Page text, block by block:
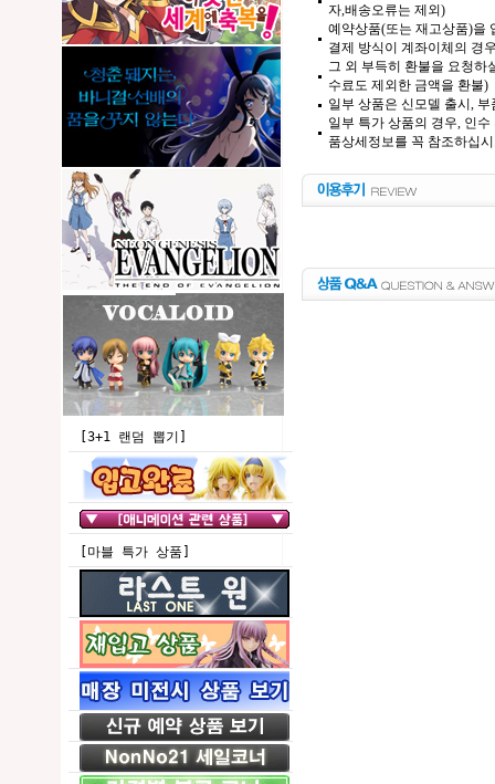
[3+1 랜덤 뽑기]
[마블 특가 상품]
자,배송오류는 제외)
예약상품(또는 재고상품)을
결제 방식이 계좌이체의 경
그 외 부득히 환불을 요청하
수료도 제외한 금액을 환불)
일부 상품은 신모델 출시,
일부 특가 상품의 경우, 인
품상세정보를 꼭 참조하십